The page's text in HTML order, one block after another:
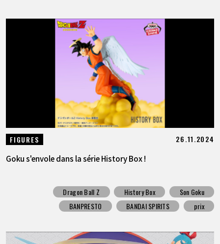
FIGURES 26.11.2024
Goku s'envole dans la série History Box !
Dragon Ball Z History Box
Son Goku
BANPRESTO
BANDAI SPIRITS prix